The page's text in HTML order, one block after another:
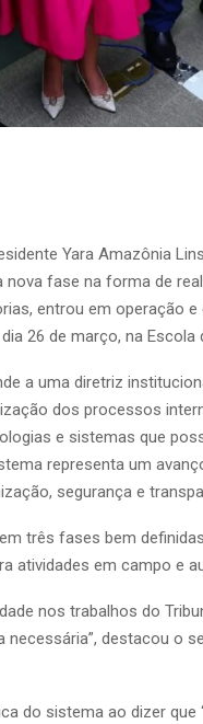
Yara Amazônia
fase na forma de
entrou em operação
26 de março, na Escola
a uma diretriz
dos processos
e sistemas que
representa um
segurança e
três fases bem
atividades em campo e
nos trabalhos do
necessária”, destacou o
do sistema ao dizer